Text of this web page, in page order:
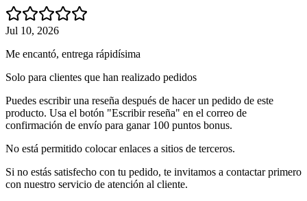
Jul 10, 2026
Me encantó, entrega rápidísima
Solo para clientes que han realizado pedidos
Puedes escribir una reseña después de hacer un pedido de este
producto. Usa el botón "Escribir reseña" en el correo de
confirmación de envío para ganar 100 puntos bonus.
No está permitido colocar enlaces a sitios de terceros.
Si no estás satisfecho con tu pedido, te invitamos a contactar primero
con nuestro servicio de atención al cliente.